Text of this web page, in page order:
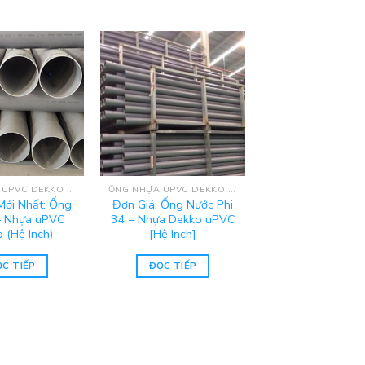
ỐNG NHỰA UPVC DEKKO - HỆ INCH
Nhất: Ống
uPVC
(Hệ Inch)
TIẾP
ỐNG NHỰA UPVC DEKKO - HỆ INCH
Đơn Giá: Ống Nước Phi
34 – Nhựa Dekko uPVC
[Hệ Inch]
ĐỌC TIẾP